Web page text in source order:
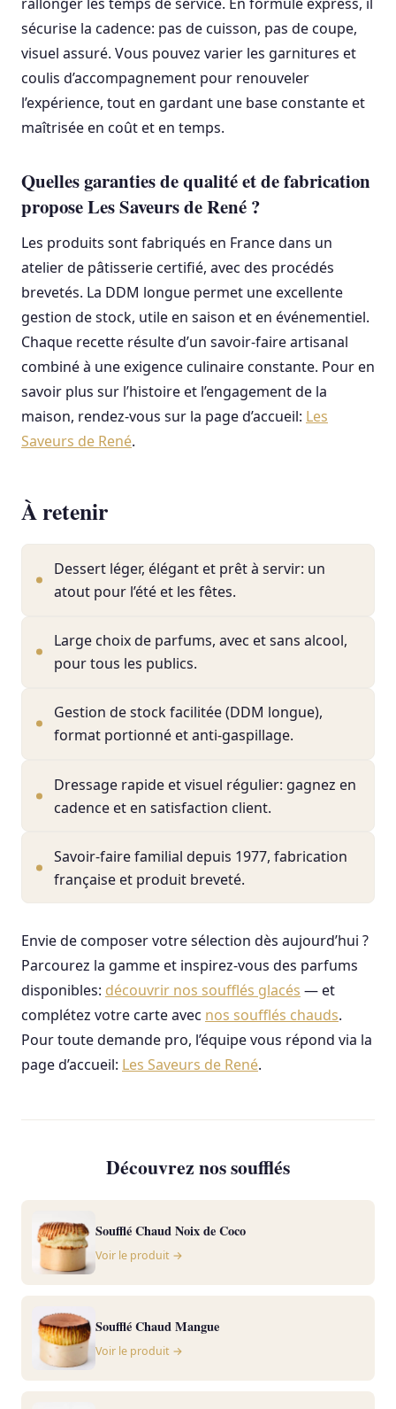
rallonger les temps de service. En formule express, il
sécurise la cadence: pas de cuisson, pas de coupe,
visuel assuré. Vous pouvez varier les garnitures et
coulis d’accompagnement pour renouveler
l’expérience, tout en gardant une base constante et
maîtrisée en coût et en temps.
Quelles garanties de qualité et de fabrication
propose Les Saveurs de René ?
Les produits sont fabriqués en France dans un
atelier de pâtisserie certifié, avec des procédés
brevetés. La DDM longue permet une excellente
gestion de stock, utile en saison et en événementiel.
Chaque recette résulte d’un savoir-faire artisanal
combiné à une exigence culinaire constante. Pour en
savoir plus sur l’histoire et l’engagement de la
maison, rendez-vous sur la page d’accueil: Les
Saveurs de René.
À retenir
Dessert léger, élégant et prêt à servir: un
atout pour l’été et les fêtes.
Large choix de parfums, avec et sans alcool,
pour tous les publics.
Gestion de stock facilitée (DDM longue),
format portionné et anti-gaspillage.
Dressage rapide et visuel régulier: gagnez en
cadence et en satisfaction client.
Savoir-faire familial depuis 1977, fabrication
française et produit breveté.
Envie de composer votre sélection dès aujourd’hui ?
Parcourez la gamme et inspirez-vous des parfums
disponibles: découvrir nos soufflés glacés — et
complétez votre carte avec nos soufflés chauds.
Pour toute demande pro, l’équipe vous répond via la
page d’accueil: Les Saveurs de René.
Découvrez nos soufflés
Soufflé Chaud Noix de Coco
Voir le produit →
Soufflé Chaud Mangue
Voir le produit →